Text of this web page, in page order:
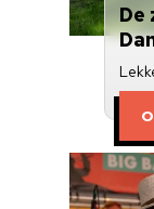
De